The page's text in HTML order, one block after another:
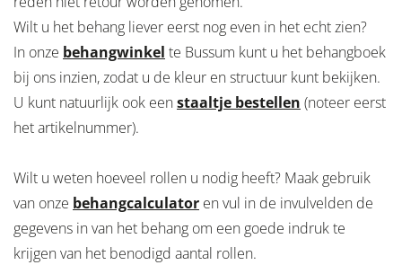
Wilt u het behang liever eerst nog even in het echt zien?
In onze behangwinkel te Bussum kunt u het behangboek
bij ons inzien, zodat u de kleur en structuur kunt bekijken.
U kunt natuurlijk ook eenstaaltje bestellen (noteer eerst
het artikelnummer).
Wilt u weten hoeveel rollen u nodig heeft? Maak gebruik
van onze behangcalculator en vul in de invulvelden de
gegevens in van het behang om een goede indruk te
krijgen van het benodigd aantal rollen.